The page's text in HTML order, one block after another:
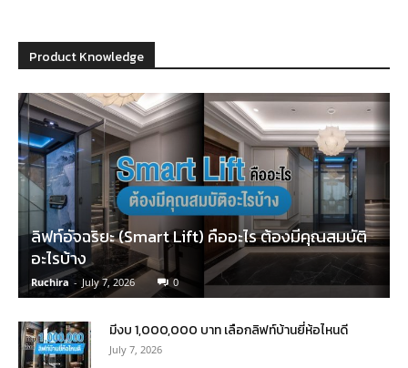
Product Knowledge
ลิฟท์อัจฉริยะ (Smart Lift) คืออะไร ต้องมีคุณสมบัติ
อะไรบ้าง
Ruchira - July 7, 2026 0
มีงบ 1,000,000 บาท เลือกลิฟท์บ้านยี่ห้อไหนดี
July 7, 2026